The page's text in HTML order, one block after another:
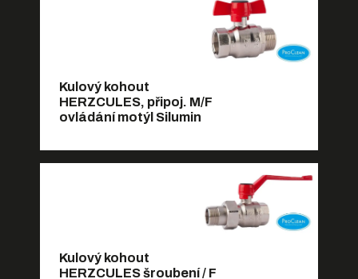
Kulový kohout
HERZCULES, připoj. M/F
ovládání motýl Silumin
Kulový kohout
HERZCULES šroubení / F